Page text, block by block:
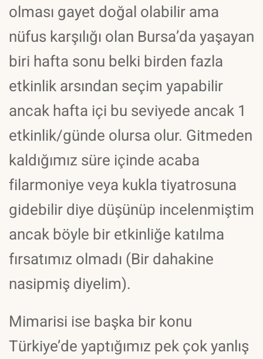
olması gayet doğal olabilir ama
nüfus karşılığı olan Bursa’da yaşayan
biri hafta sonu belki birden fazla
etkinlik arsından seçim yapabilir
ancak hafta içi bu seviyede ancak 1
etkinlik/günde olursa olur. Gitmeden
kaldığımız süre içinde acaba
filarmoniye veya kukla tiyatrosuna
gidebilir diye düşünüp incelenmiştim
ancak böyle bir etkinliğe katılma
fırsatımız olmadı (Bir dahakine
nasipmiş diyelim).
Mimarisi ise başka bir konu
Türkiye’de yaptığımız pek çok yanlış